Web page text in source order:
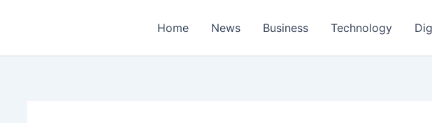
Home News Business Technology